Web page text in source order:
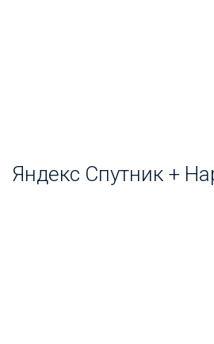
Яндекс Спутник +